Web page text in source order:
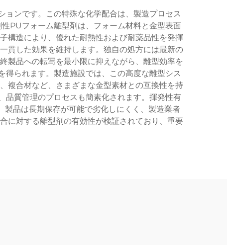
ンです。この特殊な化学配合は、製造プロセス
PUフォーム離型剤は、フォーム材料と金型表面
構造により、優れた耐熱性および耐薬品性を発揮
貫した効果を維持します。独自の処方には最新の
製品への転写を最小限に抑えながら、離型効率を
られます。製造施設では、この高度な離型シス
複合材など、さまざまな金型素材との互換性を持
質管理のプロセスも簡素化されます。揮発性有
品は長期保存が可能で劣化しにくく、製造業者
に対する離型剤の有効性が検証されており、重要